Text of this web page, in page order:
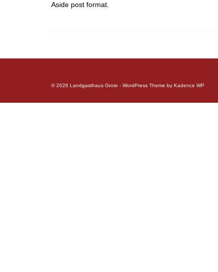
Aside post format.
© 2026 Landgasthaus Grote - WordPress Theme by Kadence WP